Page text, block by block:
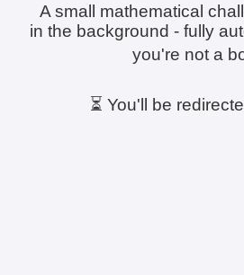
A small mathematical
in the background - fully
you're not a
⏳ You'll be